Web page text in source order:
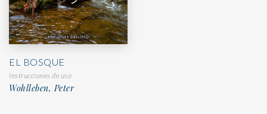
EL BOSQUE
Instrucciones de uso
Wohlleben, Peter